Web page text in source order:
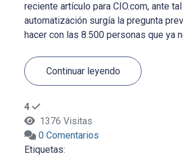
reciente artículo para CIO.com, ante
automatización surgía la pregunta
hacer con las 8.500 personas que ya
Continuar leyendo
4
1376 Visitas
0 Comentarios
Etiquetas: